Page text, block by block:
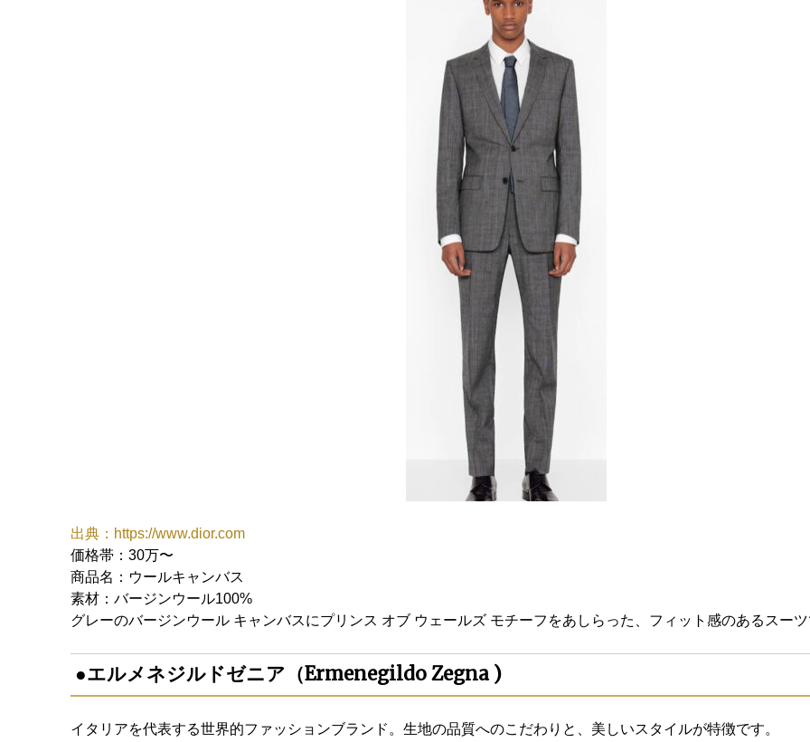
出典：https://www.dior.com
価格帯：30万〜
商品名：ウールキャンバス
素材：バージンウール100%
グレーのバージンウール キャンバスにプリンス オブ ウェールズ モチーフをあしらった、フィット感のあるスー
●エルメネジルドゼニア（Ermenegildo Zegna )
イタリアを代表する世界的ファッションブランド。生地の品質へのこだわりと、美しいスタイルが特徴です。